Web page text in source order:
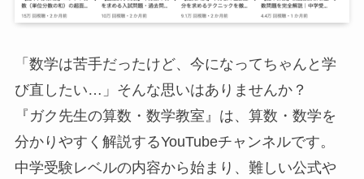
「数学は苦手だったけど、今になってちゃんと学
び直したい…」そんな思いはありませんか？
『ガク先生の算数・数学教室』は、算数・数学を
分かりやすく解説するYouTubeチャンネルです。
中学受験レベルの内容から始まり、難しい公式や